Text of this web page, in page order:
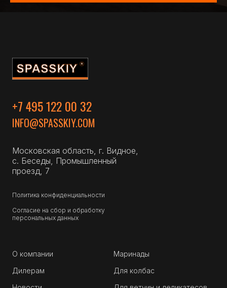
+7 495 122 00 32
INFO@SPASSKIY.COM
Московская область, г. Видное,
с. Беседы, Промышленный
проезд, 7
Политика конфиденциальности
Согласие на сбор и обработку
персональных данных
О компании
Дилерам
Маринады
Для колбас